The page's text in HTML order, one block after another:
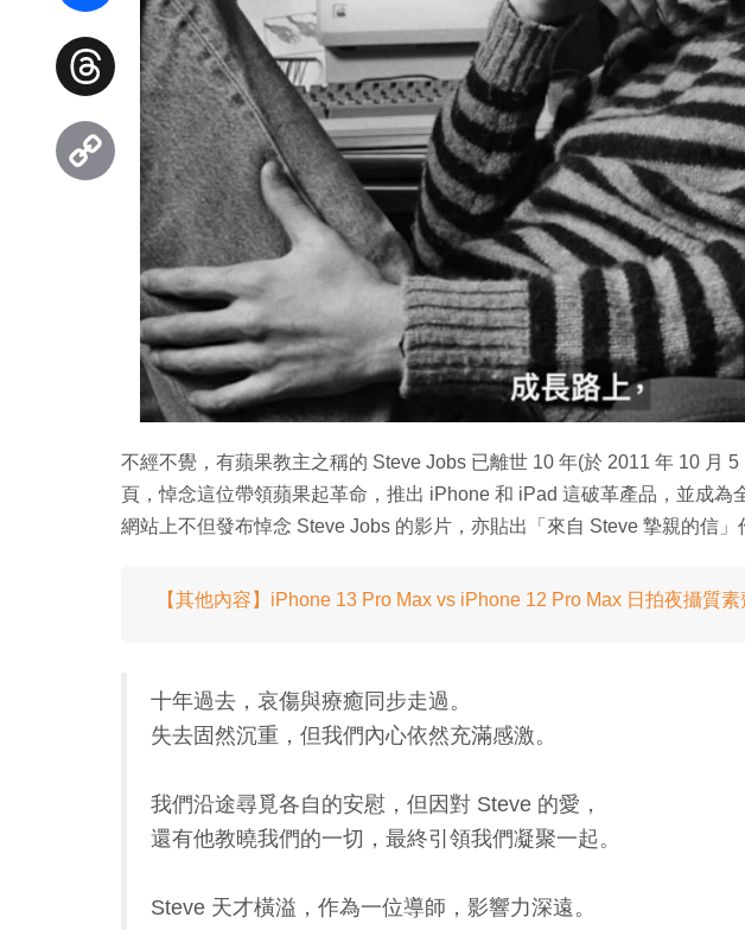
不經不覺，有蘋果教主之稱的 Steve Jobs 已離世 10 年(於 2011 年 10 月
頁，悼念這位帶領蘋果起革命，推出 iPhone 和 iPad 這破革產品，並成為
網站上不但發布悼念 Steve Jobs 的影片，亦貼出「來自 Steve 摯親的信」
【其他內容】iPhone 13 Pro Max vs iPhone 12 Pro Max 日拍夜攝質素
十年過去，哀傷與療癒同步走過。
失去固然沉重，但我們內心依然充滿感激。
我們沿途尋覓各自的安慰，但因對 Steve 的愛，
還有他教曉我們的一切，最終引領我們凝聚一起。
Steve 天才橫溢，作為一位導師，影響力深遠。
Facebook
Threads